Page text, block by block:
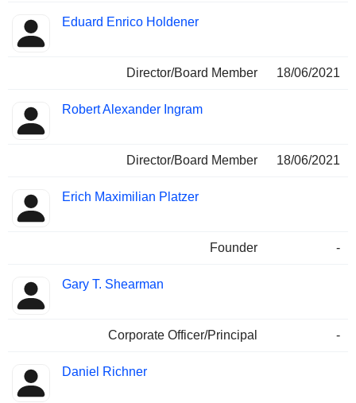
Eduard Enrico Holdener
Director/Board Member 18/06/2021
Robert Alexander Ingram
Director/Board Member 18/06/2021
Erich Maximilian Platzer
Founder -
Gary T. Shearman
Corporate Officer/Principal -
Daniel Richner